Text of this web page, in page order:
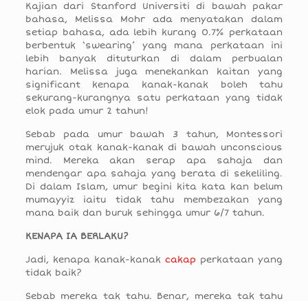
Kajian dari Stanford Universiti di bawah pakar
bahasa, Melissa Mohr ada menyatakan dalam
setiap bahasa, ada lebih kurang 0.7% perkataan
berbentuk ‘swearing’ yang mana perkataan ini
lebih banyak dituturkan di dalam perbualan
harian. Melissa juga menekankan kaitan yang
significant kenapa kanak-kanak boleh tahu
sekurang-kurangnya satu perkataan yang tidak
elok pada umur 2 tahun!
Sebab pada umur bawah 3 tahun, Montessori
merujuk otak kanak-kanak di bawah unconscious
mind. Mereka akan serap apa sahaja dan
mendengar apa sahaja yang berata di sekeliling.
Di dalam Islam, umur begini kita kata kan belum
mumayyiz iaitu tidak tahu membezakan yang
mana baik dan buruk sehingga umur 6/7 tahun.
KENAPA IA BERLAKU?
Jadi, kenapa kanak-kanakcakap perkataan yang
tidak baik?
Sebab mereka tak tahu. Benar, mereka tak tahu